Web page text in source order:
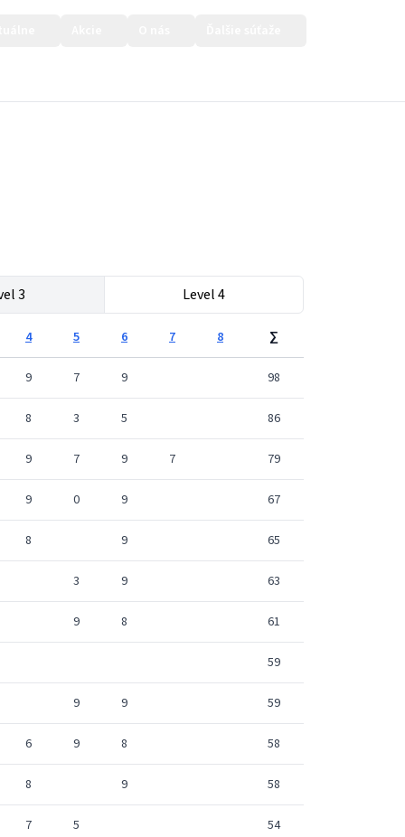
3 Level 4
4 5 6 7 8 ∑
9 7 9 98
8 3 5 86
9 7 9 7 79
9 0 9 67
8 9 65
3 9 63
9 8 61
59
9 9 59
6 9 8 58
8 9 58
7 5 54